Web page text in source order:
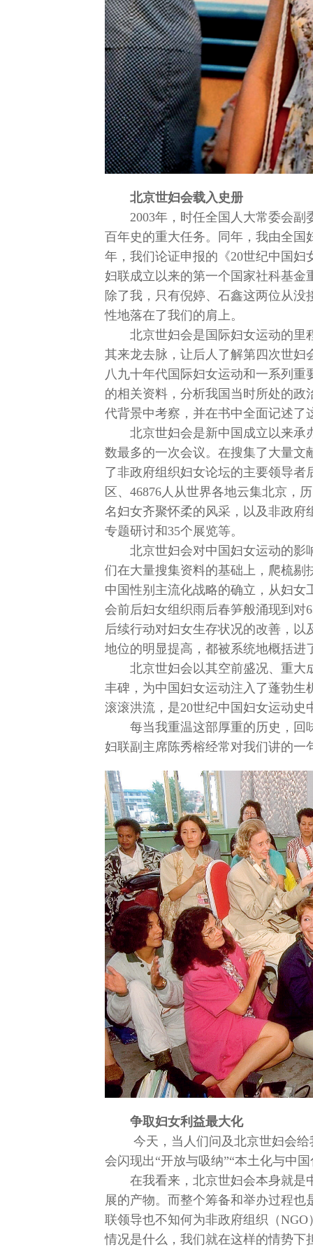
北京世妇会载入史册
2003年，时任全国人大常委会
百年史的重大任务。同年，我由全
年，我们论证申报的《20世纪中国
妇联成立以来的第一个国家社科基
除了我，只有倪婷、石鑫这两位从
性地落在了我们的肩上。
北京世妇会是国际妇女运动的里
其来龙去脉，让后人了解第四次世妇
八九十年代国际妇女运动和一系列
的相关资料，分析我国当时所处的
代背景中考察，并在书中全面记述
北京世妇会是新中国成立以来承
数最多的一次会议。在搜集了大量
了非政府组织妇女论坛的主要领导
区、46876人从世界各地云集北京，
名妇女齐聚怀柔的风采，以及非政府
专题研讨和35个展览等。
北京世妇会对中国妇女运动的影
们在大量搜集资料的基础上，爬梳
中国性别主流化战略的确立，从妇
会前后妇女组织雨后春笋般涌现到对
后续行动对妇女生存状况的改善，
地位的明显提高，都被系统地概括进
北京世妇会以其空前盛况、重大
丰碑，为中国妇女运动注入了蓬勃
滚滚洪流，是20世纪中国妇女运动史
每当我重温这部厚重的历史，回
妇联副主席陈秀榕经常对我们讲的一
争取妇女利益最大化
今天，当人们问及北京世妇会
会闪现出“开放与吸纳”“本土化与中
在我看来，北京世妇会本身就是
展的产物。而整个筹备和举办过程也
联领导也不知何为非政府组织（
情况是什么，我们就在这样的情势